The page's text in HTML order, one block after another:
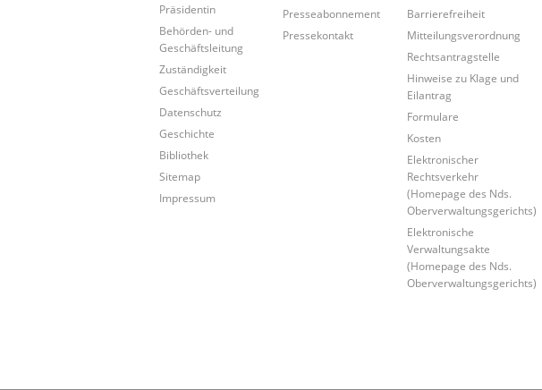
Präsidentin
Behörden- und
Geschäftsleitung
Zuständigkeit
Geschäftsverteilung
Datenschutz
Geschichte
Bibliothek
Sitemap
Impressum
Presseabonnement
Pressekontakt
Barrierefreiheit
Mitteilungsverordnung
Rechtsantragstelle
Hinweise zu Klage und
Eilantrag
Formulare
Kosten
Elektronischer
Rechtsverkehr
(Homepage des Nds.
Oberverwaltungsgerichts)
Elektronische
Verwaltungsakte
(Homepage des Nds.
Oberverwaltungsgerichts)